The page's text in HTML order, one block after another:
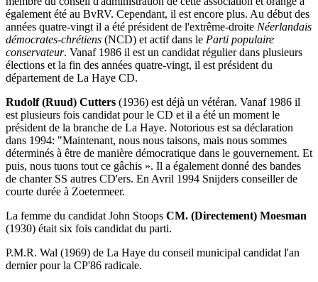
également été au BvRV. Cependant, il est encore plus. Au début des
années quatre-vingt il a été président de l'extrême-droite Néerlandais
démocrates-chrétiens (NCD) et actif dans le Parti populaire
conservateur. Vanaf 1986 il est un candidat régulier dans plusieurs
élections et la fin des années quatre-vingt, il est président du
département de La Haye CD.
Rudolf (Ruud) Cutters (1936) est déjà un vétéran. Vanaf 1986 il
est plusieurs fois candidat pour le CD et il a été un moment le
président de la branche de La Haye. Notorious est sa déclaration
dans 1994: "Maintenant, nous nous taisons, mais nous sommes
déterminés à être de manière démocratique dans le gouvernement. Et
puis, nous tuons tout ce gâchis ». Il a également donné des bandes
de chanter SS autres CD'ers. En Avril 1994 Snijders conseiller de
courte durée à Zoetermeer.
La femme du candidat John Stoops CM. (Directement) Moesman
(1930) était six fois candidat du parti.
P.M.R. Wal (1969) de La Haye du conseil municipal candidat l'an
dernier pour la CP'86 radicale.